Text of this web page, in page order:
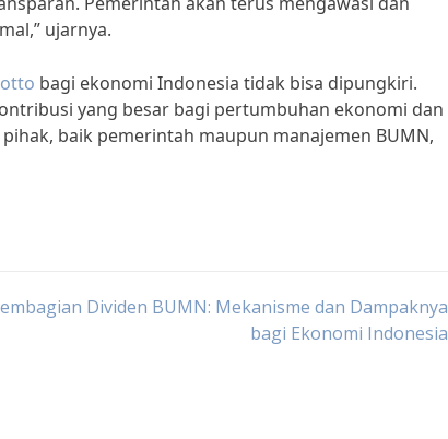
ujarnya.
bagi ekonomi Indonesia tidak bisa dipungkiri.
yang besar bagi pertumbuhan ekonomi dan
baik pemerintah maupun manajemen BUMN,
Dividen BUMN: Mekanisme dan Dampaknya
bagi Ekonomi Indonesia